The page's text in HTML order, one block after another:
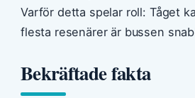
Varför detta spelar roll: Tåget
flesta resenärer är bussen
Bekräftade fakta